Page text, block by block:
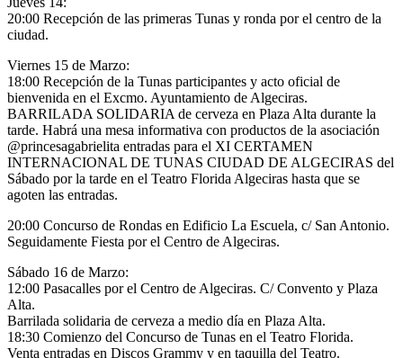
20:00 Recepción de las primeras Tunas y ronda por el centro de la
ciudad.
Viernes 15 de Marzo:
18:00 Recepción de la Tunas participantes y acto oficial de
bienvenida en el Excmo. Ayuntamiento de Algeciras.
BARRILADA SOLIDARIA de cerveza en Plaza Alta durante la
tarde. Habrá una mesa informativa con productos de la asociación
@princesagabrielita entradas para el XI CERTAMEN
INTERNACIONAL DE TUNAS CIUDAD DE ALGECIRAS del
Sábado por la tarde en el Teatro Florida Algeciras hasta que se
agoten las entradas.
20:00 Concurso de Rondas en Edificio La Escuela, c/ San Antonio.
Seguidamente Fiesta por el Centro de Algeciras.
Sábado 16 de Marzo:
12:00 Pasacalles por el Centro de Algeciras. C/ Convento y Plaza
Alta.
Barrilada solidaria de cerveza a medio día en Plaza Alta.
18:30 Comienzo del Concurso de Tunas en el Teatro Florida.
Venta entradas en Discos Grammy y en taquilla del Teatro.